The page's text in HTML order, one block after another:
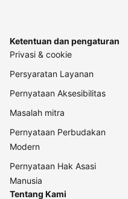
Ketentuan dan pengaturan
Privasi & cookie
Persyaratan Layanan
Pernyataan Aksesibilitas
Masalah mitra
Pernyataan Perbudakan
Modern
Pernyataan Hak Asasi
Manusia
Tentang Kami